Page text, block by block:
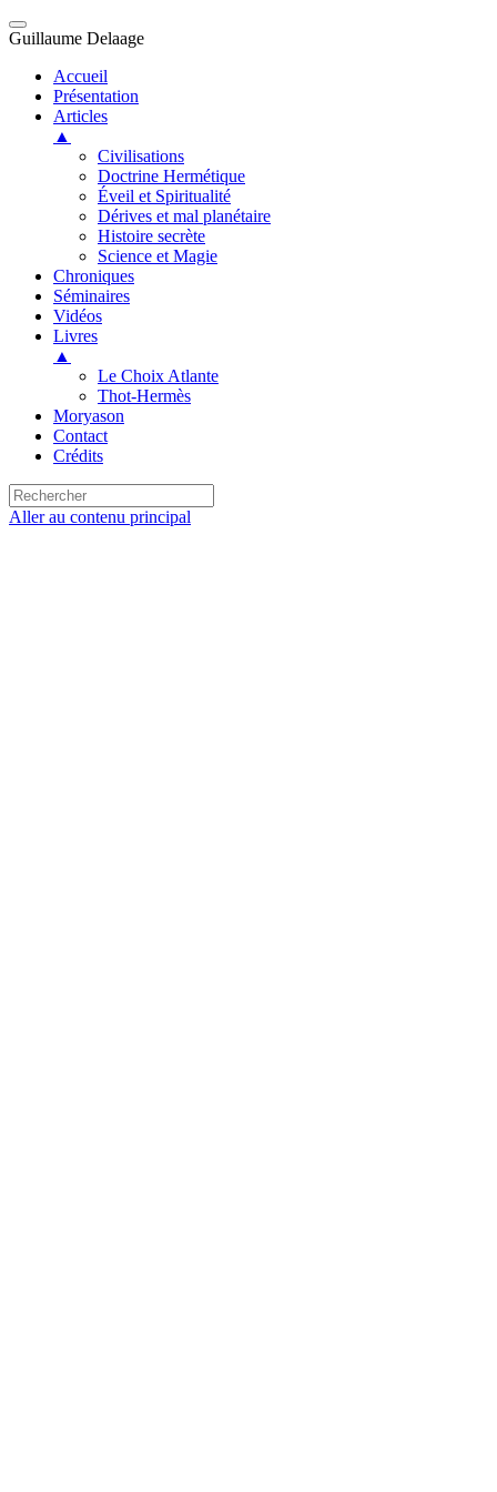
Guillaume Delaage
Accueil
Présentation
Articles
▲
Civilisations
Doctrine Hermétique
Éveil et Spiritualité
Dérives et mal planétaire
Histoire secrète
Science et Magie
Chroniques
Séminaires
Vidéos
Livres
▲
Le Choix Atlante
Thot-Hermès
Moryason
Contact
Crédits
Aller au contenu principal